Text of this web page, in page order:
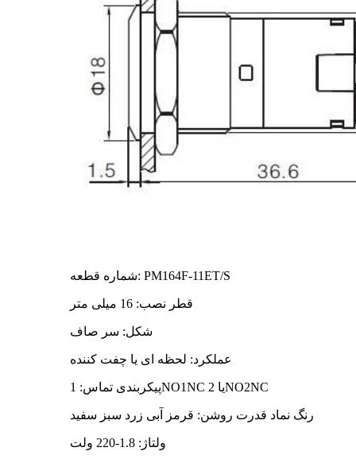
شماره قطعه: PM164F-11ET/S
قطر نصب: 16 میلی متر
شکل: سر صاف
عملکرد: لحظه ای یا چفت کننده
پیکربندی تماس: 1NO1NC یا 2NO2NC
رنگ نماد قدرت روشن: قرمز آبی زرد سبز سفید
ولتاژ: 1.8-220 ولت